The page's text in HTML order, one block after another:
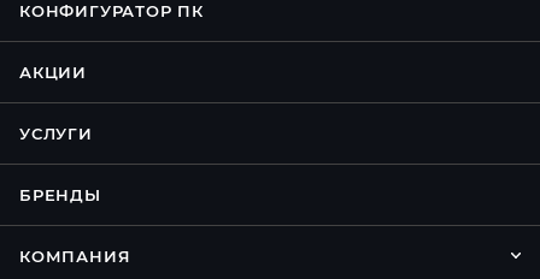
КОНФИГУРАТОР ПК
АКЦИИ
УСЛУГИ
БРЕНДЫ
КОМПАНИЯ